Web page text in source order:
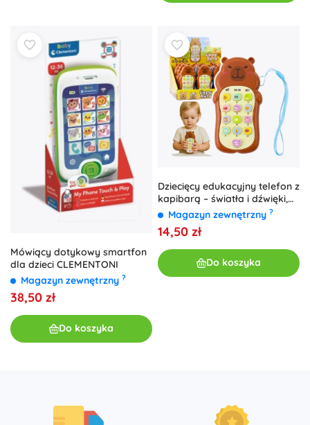
Mówiący dotykowy smartfon
dla dzieci CLEMENTONI
Magazyn zewnętrzny ?
38,50 zł
Do koszyka
Dziecięcy edukacyjny telefon z
kapibarą – światła i dźwięki,
brązowy
Magazyn zewnętrzny ?
14,50 zł
Do koszyka